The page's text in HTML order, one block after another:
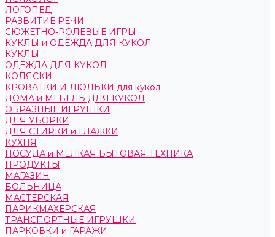
ЛОГОПЕД
РАЗВИТИЕ РЕЧИ
СЮЖЕТНО-РОЛЕВЫЕ ИГРЫ
КУКЛЫ и ОДЕЖДА ДЛЯ КУКОЛ
КУКЛЫ
ОДЕЖДА ДЛЯ КУКОЛ
КОЛЯСКИ
КРОВАТКИ И ЛЮЛЬКИ для кукол
ДОМА и МЕБЕЛЬ ДЛЯ КУКОЛ
ОБРАЗНЫЕ ИГРУШКИ
ДЛЯ УБОРКИ
ДЛЯ СТИРКИ и ГЛАЖКИ
КУХНЯ
ПОСУДА и МЕЛКАЯ БЫТОВАЯ ТЕХНИКА
ПРОДУКТЫ
МАГАЗИН
БОЛЬНИЦА
МАСТЕРСКАЯ
ПАРИКМАХЕРСКАЯ
ТРАНСПОРТНЫЕ ИГРУШКИ
ПАРКОВКИ и ГАРАЖИ